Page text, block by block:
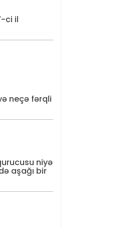
ci il
neçə fərqli
niyə
aşağı bir